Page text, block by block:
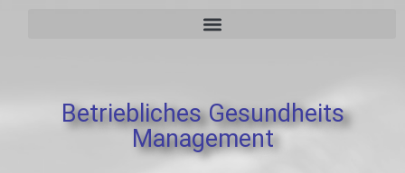
Betriebliches Gesundheits
Management